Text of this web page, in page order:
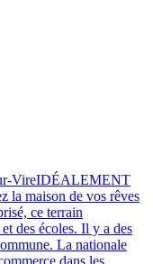
VireIDÉALEMENT
la maison de vos rêves
ce terrain
des écoles. Il y a des
La nationale